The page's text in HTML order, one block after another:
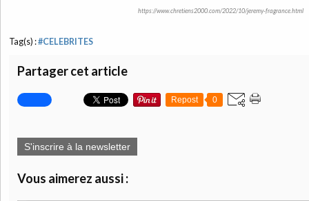
https://www.chretiens2000.com/2022/10/jeremy-fragrance.html
Tag(s) :#CELEBRITES
Partager cet article
Repost 0
S'inscrire à la newsletter
Vous aimerez aussi :